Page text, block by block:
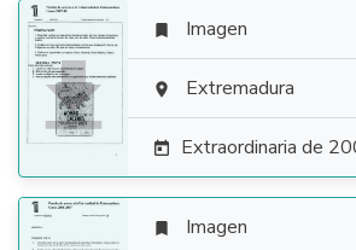

 Imagen
 Extremadura
 Extraordinaria de
 Imagen